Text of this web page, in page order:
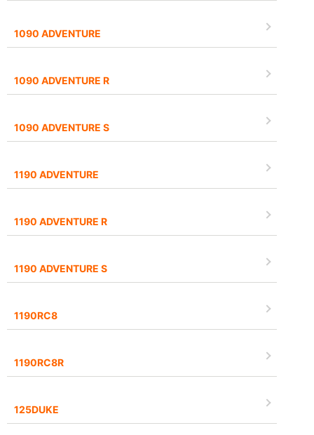
1090 ADVENTURE
1090 ADVENTURE R
1090 ADVENTURE S
1190 ADVENTURE
1190 ADVENTURE R
1190 ADVENTURE S
1190RC8
1190RC8R
125DUKE